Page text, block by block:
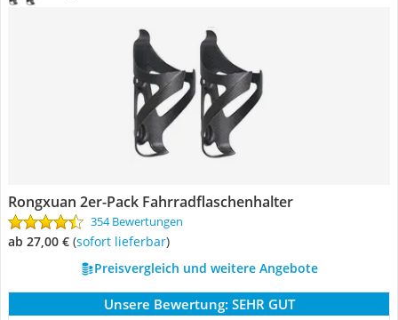
Rongxuan 2er-Pack Fahrradflaschenhalter
354 Bewertungen
ab 27,00 € ( Sofort lieferbar)
Preisvergleich und weitere Angebote
Unsere Bewertung: SEHR GUT